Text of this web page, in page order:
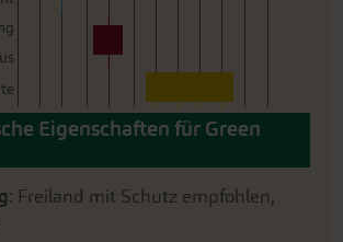
Eigenschaften für Green
: Freiland mit Schutz empfohlen,